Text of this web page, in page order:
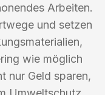
Arbeiten.
und setzen
wie möglich
nur Geld sparen,